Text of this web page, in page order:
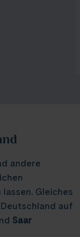
andere
Gleiches
auf
Saar